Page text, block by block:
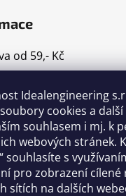
Idealengineering
cookies a
souhlasem i mj. k
webových stránek.
souhlasíte s
pro zobrazení cílené
sítích na dalších
od 59,- Kč
podmínky
řád
ochrany osobních